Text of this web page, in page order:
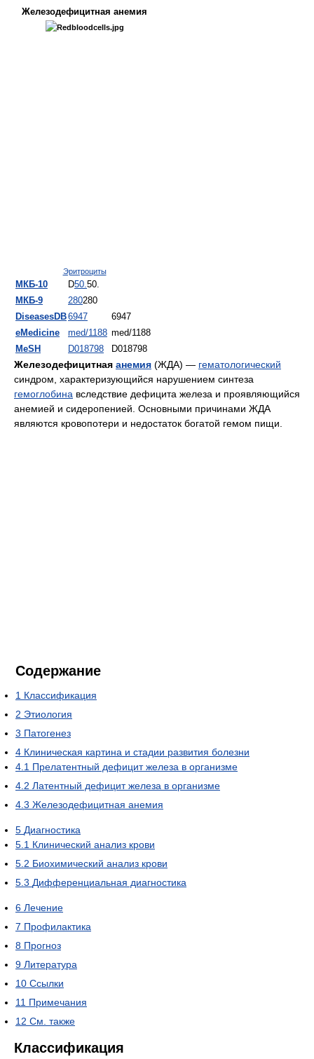
Железодефицитная анемия
Эритроциты
МКБ-10 D50.50.
МКБ-9
280280
DiseasesDB6947
6947
eMedicine
med/1188 med/1188
MeSH
D018798 D018798
Железодефицитная анемия (ЖДА) — гематологический
синдром, характеризующийся нарушением синтеза
гемоглобина вследствие дефицита железа и проявляющийся
анемией и сидеропенией. Основными причинами ЖДА
являются кровопотери и недостаток богатой гемом пищи.
Содержание
1 Классификация
2 Этиология
3 Патогенез
4 Клиническая картина и стадии развития болезни
4.1 Прелатентный дефицит железа в организме
4.2 Латентный дефицит железа в организме
4.3 Железодефицитная анемия
5 Диагностика
5.1 Клинический анализ крови
5.2 Биохимический анализ крови
5.3 Дифференциальная диагностика
6 Лечение
7 Профилактика
8 Прогноз
9 Литература
10 Ссылки
11 Примечания
12 См. также
Классификация